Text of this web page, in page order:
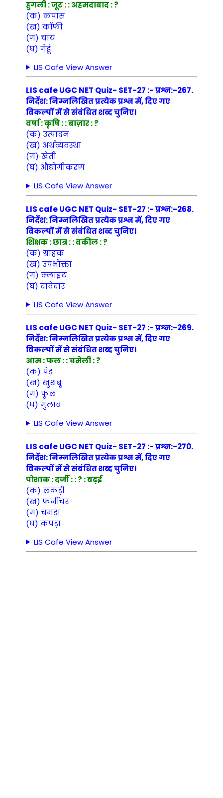
हुगली : जूट : : अहमदाबाद : ?
(क) कपास
(ख) कॉफी
(ग) चाय
(घ) गेहूं
LIS Cafe View Answer
LIS cafe UGC NET Quiz- SET-27 :- प्रश्न:-267.
निर्देश: निम्नलिखित प्रत्येक प्रश्न में, दिए गए
विकल्पों में से संबंधित शब्द चुनिए।
वर्षा : कृषि : : बाज़ार : ?
(क) उत्पादन
(ख) अर्थव्यवस्था
(ग) खेती
(घ) औद्योगीकरण
LIS Cafe View Answer
LIS cafe UGC NET Quiz- SET-27 :- प्रश्न:-268.
निर्देश: निम्नलिखित प्रत्येक प्रश्न में, दिए गए
विकल्पों में से संबंधित शब्द चुनिए।
शिक्षक : छात्र : : वकील : ?
(क) ग्राहक
(ख) उपभोक्ता
(ग) क्लाइंट
(घ) दावेदार
LIS Cafe View Answer
LIS cafe UGC NET Quiz- SET-27 :- प्रश्न:-269.
निर्देश: निम्नलिखित प्रत्येक प्रश्न में, दिए गए
विकल्पों में से संबंधित शब्द चुनिए।
आम : फल : : चमेली : ?
(क) पेड़
(ख) खुशबू
(ग) फूल
(घ) गुलाब
LIS Cafe View Answer
LIS cafe UGC NET Quiz- SET-27 :- प्रश्न:-270.
निर्देश: निम्नलिखित प्रत्येक प्रश्न में, दिए गए
विकल्पों में से संबंधित शब्द चुनिए।
पोशाक : दर्जी : : ? : बढ़ई
(क) लकड़ी
(ख) फर्नीचर
(ग) चमड़ा
(घ) कपड़ा
LIS Cafe View Answer